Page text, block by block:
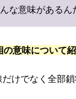
な意味があるん
の意味について
けでなく全部